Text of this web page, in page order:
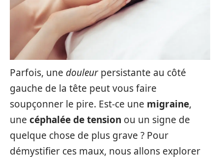
Parfois, une douleur persistante au côté
gauche de la tête peut vous faire
soupçonner le pire. Est-ce une migraine,
une céphalée de tension ou un signe de
quelque chose de plus grave ? Pour
démystifier ces maux, nous allons explorer